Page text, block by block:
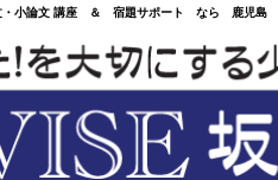
小論文 講座 ＆ 宿題サポート なら 鹿児島